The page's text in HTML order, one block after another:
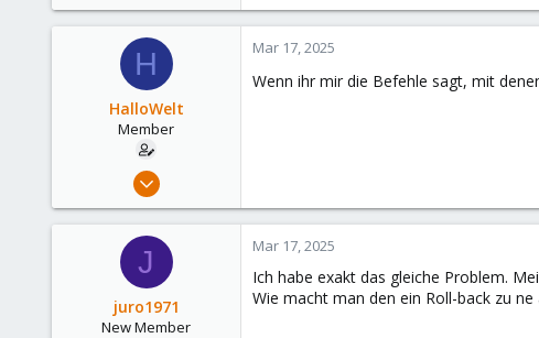
H
HalloWelt
Member
May 21, 2023
1
Mar 17, 2025
Wenn ihr mir die Befehle sagt, mit
J
juro1971
New Member
Mar 17, 2025
Ich habe exakt das gleiche Problem.
Wie macht man den ein Roll-back zu ne